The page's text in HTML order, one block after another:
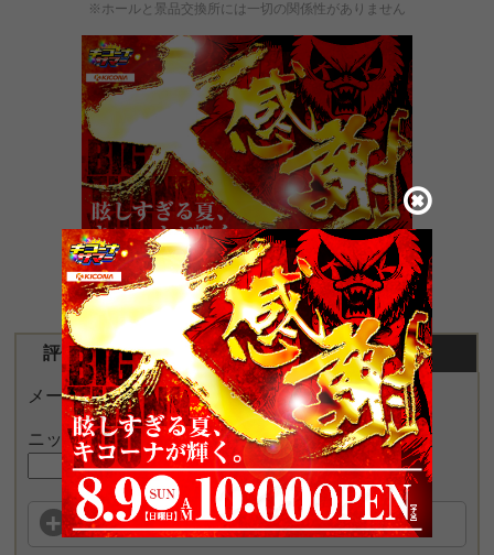
※ホールと景品交換所には一切の関係性がありません
評価・コメントをする 営業の予想をする
メールアドレスが公開されることはありません。
ニックネーム
この店舗を評価する